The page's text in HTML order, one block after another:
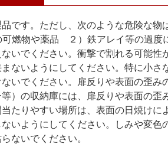
です。ただし、次のような危険な物
燃物や薬品 ２）鉄アレイ等の過
いでください。衝撃で割れる可能性
ないようにしてください。特に小さ
いでください。扉反りや表面の歪み
）の収納庫には、扉反りや表面の歪
たりやすい場所は、表面の日焼けに
いようにしてください。しみや変色
ないでください。